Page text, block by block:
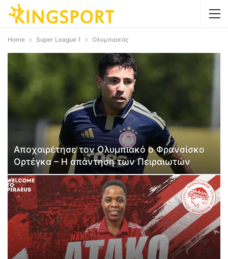
Home Super League 1 Ολυμπιακός
Αποχαιρέτησε τον Ολυμπιακό ο Φρανσίσκο
Ορτέγκα – Η απάντηση των Πειραιωτών